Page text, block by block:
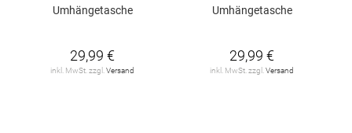
Umhängetasche
29,99 €
inkl. MwSt. zzgl. Versand
Umhängetasche
29,99 €
inkl. MwSt. zzgl. Versand